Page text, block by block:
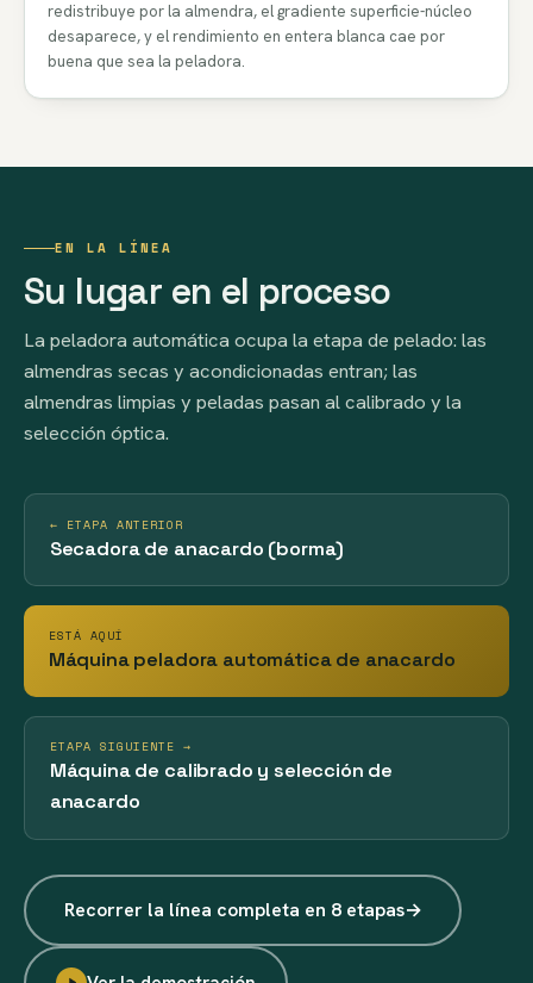
redistribuye por la almendra, el gradiente superficie-núcleo
desaparece, y el rendimiento en entera blanca cae por
buena que sea la peladora.
EN LA LÍNEA
Su lugar en el proceso
La peladora automática ocupa la etapa de pelado: las
almendras secas y acondicionadas entran; las
almendras limpias y peladas pasan al calibrado y la
selección óptica.
← ETAPA ANTERIOR
Secadora de anacardo (borma)
ESTÁ AQUÍ
Máquina peladora automática de anacardo
ETAPA SIGUIENTE →
Máquina de calibrado y selección de
anacardo
Recorrer la línea completa en 8 etapas→